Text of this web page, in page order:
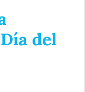
del